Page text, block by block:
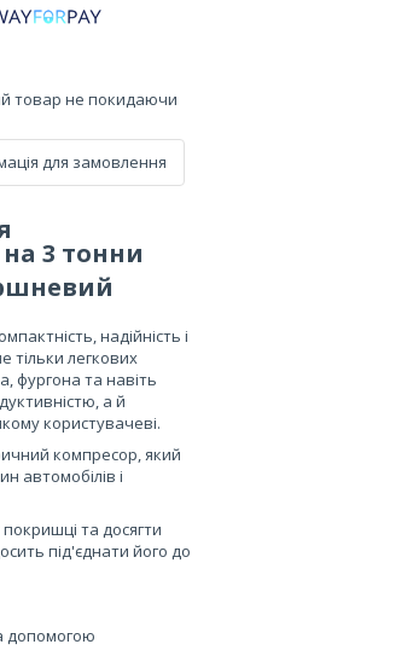
товар не покидаючи
для замовлення
3 тонни
надійність і
тільки легкових
фургона та навіть
а й
користувачеві.
компресор, який
автомобілів і
та досягти
під'єднати його до
допомогою